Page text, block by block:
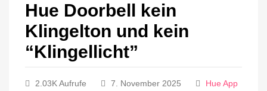
Hue Doorbell kein
Klingelton und kein
“Klingellicht”
2.03K Aufrufe 7. November 2025 Hue App